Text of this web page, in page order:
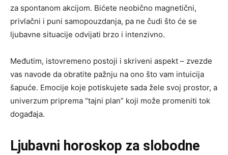
za spontanom akcijom. Bićete neobično magnetični,
privlačni i puni samopouzdanja, pa ne čudi što će se
ljubavne situacije odvijati brzo i intenzivno.
Međutim, istovremeno postoji i skriveni aspekt – zvezde
vas navode da obratite pažnju na ono što vam intuicija
šapuće. Emocije koje potiskujete sada žele svoj prostor, a
univerzum priprema “tajni plan” koji može promeniti tok
događaja.
Ljubavni horoskop za slobodne